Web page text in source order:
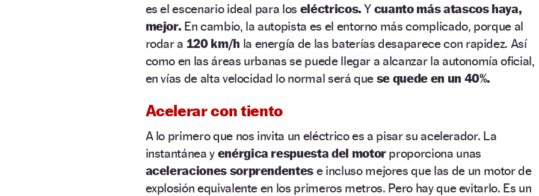
es el escenario ideal para los eléctricos. Y cuanto más atascos haya,
mejor. En cambio, la autopista es el entorno más complicado, porque al
rodar a 120 km/h la energía de las baterías desaparece con rapidez. Así
como en las áreas urbanas se puede llegar a alcanzar la autonomía oficial,
en vías de alta velocidad lo normal será que se quede en un 40%.
Acelerar con tiento
A lo primero que nos invita un eléctrico es a pisar su acelerador. La
instantánea y enérgica respuesta del motorproporciona unas
aceleraciones sorprendentes e incluso mejores que las de un motor de
explosión equivalente en los primeros metros. Pero hay que evitarlo. Es un